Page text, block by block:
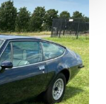
der Dienste